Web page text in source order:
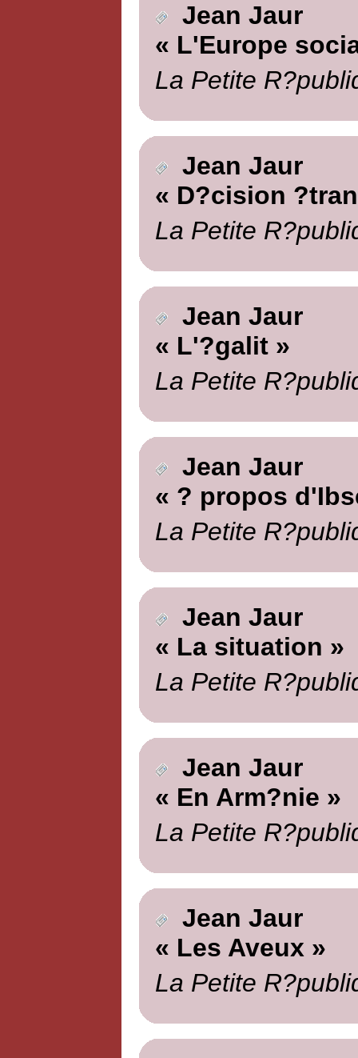
Jean Jaur
« L'Europe
La Petite
Jean Jaur
« D?cision
La Petite
Jean Jaur
« L'?galit »
La Petite
Jean Jaur
« ? propos
La Petite
Jean Jaur
« La situation »
La Petite
Jean Jaur
« En Arm?nie »
La Petite
Jean Jaur
« Les Aveux »
La Petite